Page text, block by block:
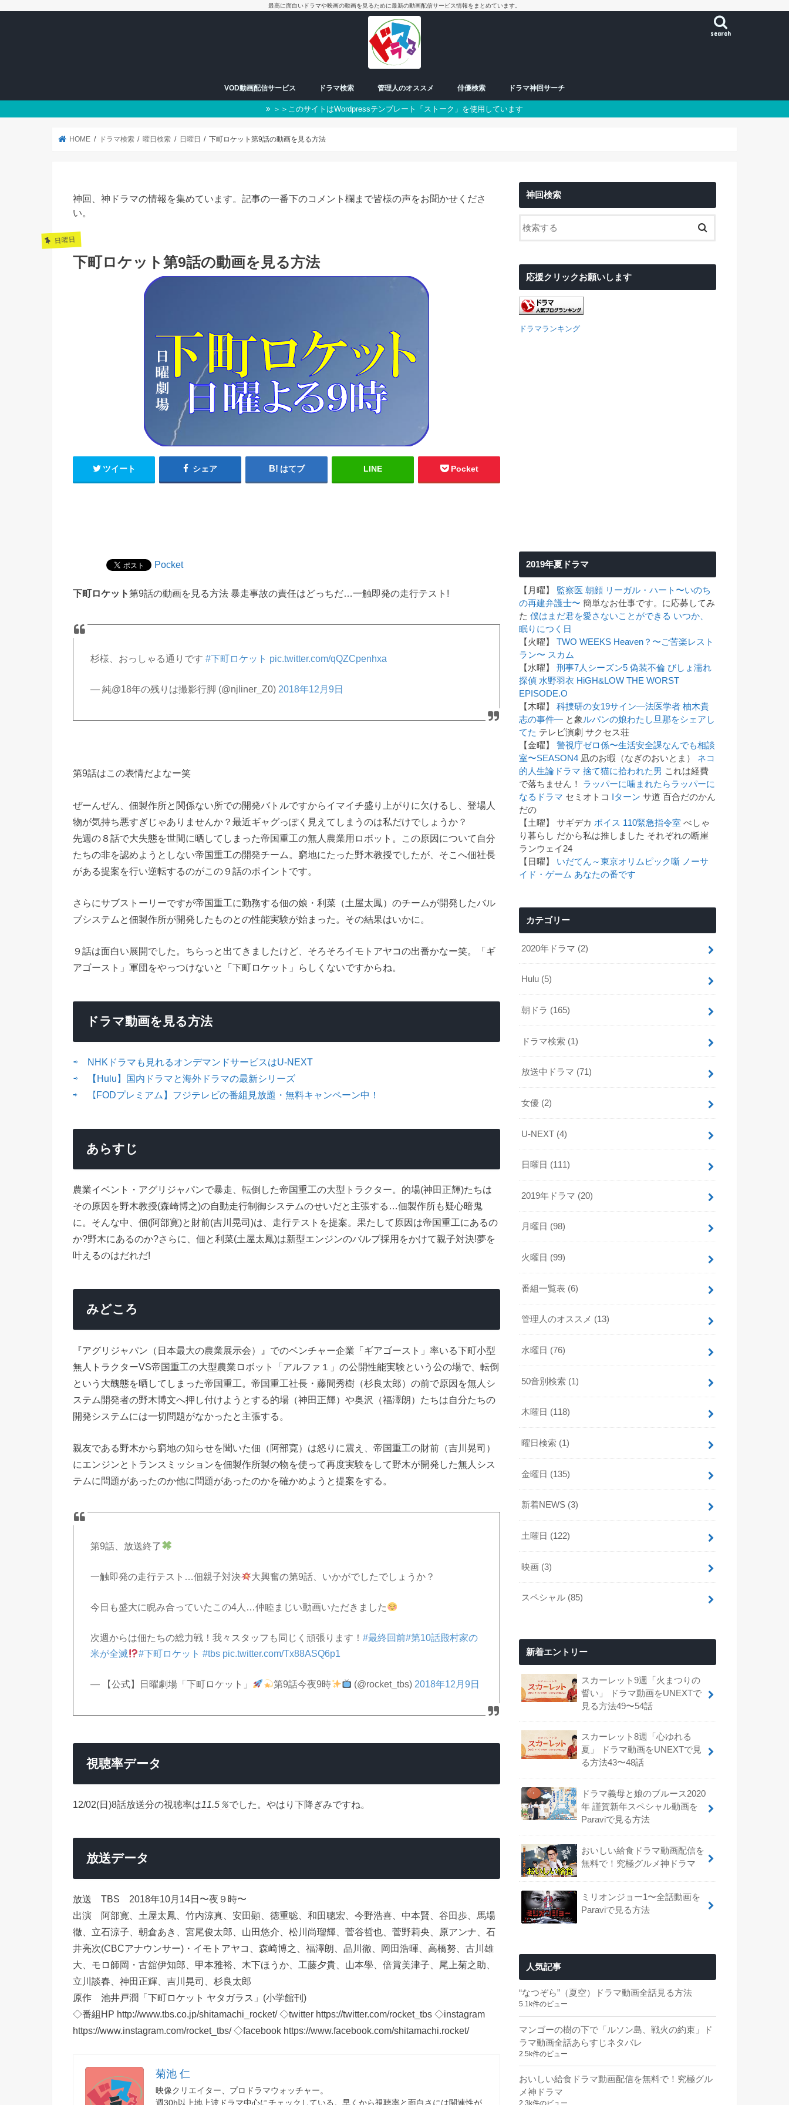
最高に面白いドラマや映画の動画を見るために最新の動画配信サービス情報をまとめています。
search
VOD動画配信サービス ドラマ検索
放送中ドラマ
50音別検索
番組一覧表
曜日検索 朝ドラ
日曜日
月曜日
火曜日
水曜日
木曜日
金曜日
土曜日
スペシャル
管理人のオススメ 俳優検索
男優
女優
ドラマ神回サーチ
＞＞このサイトはWordpressテンプレート「ストーク」を使用しています
HOME ドラマ検索 曜日検索 日曜日 下町ロケット第9話の動画を見る方法
神回、神ドラマの情報を集めています。記事の一番下のコメント欄まで皆様の声をお聞かせくださ
い。
日曜日
下町ロケット第9話の動画を見る方法
ツイート シェア はてブ LINE Pocket
Pocket
下町ロケット第9話の動画を見る方法 暴走事故の責任はどっちだ…一触即発の走行テスト!
杉様、おっしゃる通りです#下町ロケット pic.twitter.com/qQZCpenhxa
— 純@18年の残りは撮影行脚 (@njliner_Z0) 2018年12月9日
第9話はこの表情だよなー笑
ぜーんぜん、佃製作所と関係ない所での開発バトルですからイマイチ盛り上がりに欠けるし、登場人
物が気持ち悪すぎじゃありませんか？最近ギャグっぽく見えてしまうのは私だけでしょうか？
先週の８話で大失態を世間に晒してしまった帝国重工の無人農業用ロボット。この原因について自分
たちの非を認めようとしない帝国重工の開発チーム。窮地にたった野木教授でしたが、そこへ佃社長
がある提案を行い逆転するのがこの９話のポイントです。
さらにサブストーリーですが帝国重工に勤務する佃の娘・利菜（土屋太鳳）のチームが開発したバル
ブシステムと佃製作所が開発したものとの性能実験が始まった。その結果はいかに。
９話は面白い展開でした。ちらっと出てきましたけど、そろそろイモトアヤコの出番かなー笑。「ギ
アゴースト」軍団をやっつけないと「下町ロケット」らしくないですからね。
ドラマ動画を見る方法
⇨ NHKドラマも見れるオンデマンドサービスはU-NEXT
⇨ 【Hulu】国内ドラマと海外ドラマの最新シリーズ
⇨ 【FODプレミアム】フジテレビの番組見放題・無料キャンペーン中！
あらすじ
農業イベント・アグリジャパンで暴走、転倒した帝国重工の大型トラクター。的場(神田正輝)たちは
その原因を野木教授(森崎博之)の自動走行制御システムのせいだと主張する…佃製作所も疑心暗鬼
に。そんな中、佃(阿部寛)と財前(吉川晃司)は、走行テストを提案。果たして原因は帝国重工にあるの
か?野木にあるのか?さらに、佃と利菜(土屋太鳳)は新型エンジンのバルブ採用をかけて親子対決!夢を
叶えるのはだれだ!
みどころ
『アグリジャパン（日本最大の農業展示会）』でのベンチャー企業「ギアゴースト」率いる下町小型
無人トラクターVS帝国重工の大型農業ロボット「アルファ１」の公開性能実験という公の場で、転倒
という大醜態を晒してしまった帝国重工。帝国重工社長・藤間秀樹（杉良太郎）の前で原因を無人シ
ステム開発者の野木博文へ押し付けようとする的場（神田正輝）や奥沢（福澤朗）たちは自分たちの
開発システムには一切問題がなかったと主張する。
親友である野木から窮地の知らせを聞いた佃（阿部寛）は怒りに震え、帝国重工の財前（吉川晃司）
にエンジンとトランスミッションを佃製作所製の物を使って再度実験をして野木が開発した無人シス
テムに問題があったのか他に問題があったのかを確かめようと提案をする。
第9話、放送終了
一触即発の走行テスト…佃親子対決 大興奮の第9話、いかがでしたでしょうか？
今日も盛大に睨み合っていたこの4人…仲睦まじい動画いただきました
次週からは佃たちの総力戦！我々スタッフも同じく頑張ります！#最終回前#第10話殿村家の
米が全滅
#下町ロケット #tbs pic.twitter.com/Tx88ASQ6p1
— 【公式】日曜劇場「下町ロケット」 第9話今夜9時 (@rocket_tbs) 2018年12月9日
視聴率データ
12/02(日)8話放送分の視聴率は11.5％でした。やはり下降ぎみですね。
放送データ
放送 TBS 2018年10月14日〜夜９時〜
出演 阿部寛、土屋太鳳、竹内涼真、安田顕、徳重聡、和田聰宏、今野浩喜、中本賢、谷田歩、馬場
徹、立石涼子、朝倉あき、宮尾俊太郎、山田悠介、松川尚瑠輝、菅谷哲也、菅野莉央、原アンナ、石
井亮次(CBCアナウンサー)・イモトアヤコ、森崎博之、福澤朗、品川徹、岡田浩暉、高橋努、古川雄
大、モロ師岡・古舘伊知郎、甲本雅裕、木下ほうか、工藤夕貴、山本學、倍賞美津子、尾上菊之助、
立川談春、神田正輝、吉川晃司、杉良太郎
原作 池井戸潤「下町ロケット ヤタガラス」(小学館刊)
◇番組HP http://www.tbs.co.jp/shitamachi_rocket/ ◇twitter https://twitter.com/rocket_tbs ◇instagram
https://www.instagram.com/rocket_tbs/ ◇facebook https://www.facebook.com/shitamachi.rocket/
菊池 仁
映像クリエイター、プロドラマウォッチャー。
週30h以上地上波ドラマ中心にチェックしている。早くから視聴率と面白さには関連性が
神回検索
応援クリックお願いします
ドラマランキング
2019年夏ドラマ
【月曜】 監察医 朝顔 リーガル・ハート〜いのち
の再建弁護士〜 簡単なお仕事です。に応募してみ
た 僕はまだ君を愛さないことができる いつか、
眠りにつく日
【火曜】 TWO WEEKS Heaven？〜ご苦楽レスト
ラン〜 スカム
【水曜】 刑事7人シーズン5 偽装不倫 びしょ濡れ
探偵 水野羽衣 HiGH&LOW THE WORST
EPISODE.O
【木曜】 科捜研の女19サイン―法医学者 柚木貴
志の事件― と象 ルパンの娘わたし旦那をシェアし
てた テレビ演劇 サクセス荘
【金曜】 警視庁ゼロ係〜生活安全課なんでも相談
室〜SEASON4 凪のお暇（なぎのおいとま） ネコ
的人生論ドラマ 捨て猫に拾われた男 これは経費
で落ちません！ ラッパーに噛まれたらラッパーに
なるドラマ セミオトコ Iターン サ道 百合だのかん
だの
【土曜】 サギデカ ボイス 110緊急指令室 べしゃ
り暮らし だから私は推しました それぞれの断崖
ランウェイ24
【日曜】 いだてん～東京オリムピック噺 ノーサ
イド・ゲーム あなたの番です
カテゴリー
2020年ドラマ (2)
Hulu (5)
朝ドラ (165)
ドラマ検索 (1)
放送中ドラマ (71)
女優 (2)
U-NEXT (4)
日曜日 (111)
2019年ドラマ (20)
月曜日 (98)
火曜日 (99)
番組一覧表 (6)
管理人のオススメ (13)
水曜日 (76)
50音別検索 (1)
木曜日 (118)
曜日検索 (1)
金曜日 (135)
新着NEWS (3)
土曜日 (122)
映画 (3)
スペシャル (85)
新着エントリー
スカーレット9週「火まつりの
誓い」 ドラマ動画をUNEXTで
見る方法49〜54話
スカーレット8週「心ゆれる
夏」 ドラマ動画をUNEXTで見
る方法43〜48話
ドラマ義母と娘のブルース2020
年 謹賀新年スペシャル動画を
Paraviで見る方法
おいしい給食ドラマ動画配信を
無料で！究極グルメ神ドラマ
ミリオンジョー1〜全話動画を
Paraviで見る方法
人気記事
“なつぞら”（夏空）ドラマ動画全話見る方法
5.1k件のビュー
マンゴーの樹の下で「ルソン島、戦火の約束」ド
ラマ動画全話あらすじネタバレ
2.5k件のビュー
おいしい給食ドラマ動画配信を無料で！究極グル
メ神ドラマ
2.3k件のビュー